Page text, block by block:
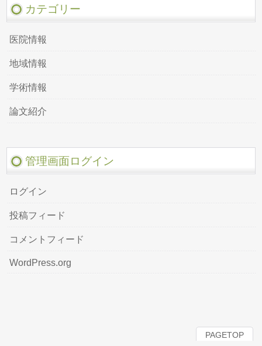
カテゴリー
医院情報
地域情報
学術情報
論文紹介
管理画面ログイン
ログイン
投稿フィード
コメントフィード
WordPress.org
PAGETOP